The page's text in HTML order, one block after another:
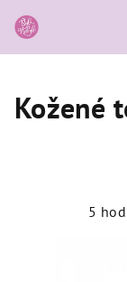
na
obsah
Kožené
5